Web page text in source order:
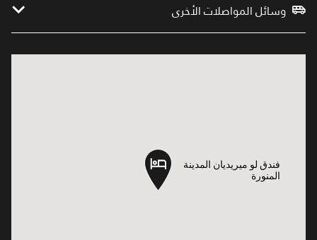
وسائل المواصلات الأخرى
فندق لو ميريديان المدينة
المنورة
فندق لو ميريديان المدينة
المنورة